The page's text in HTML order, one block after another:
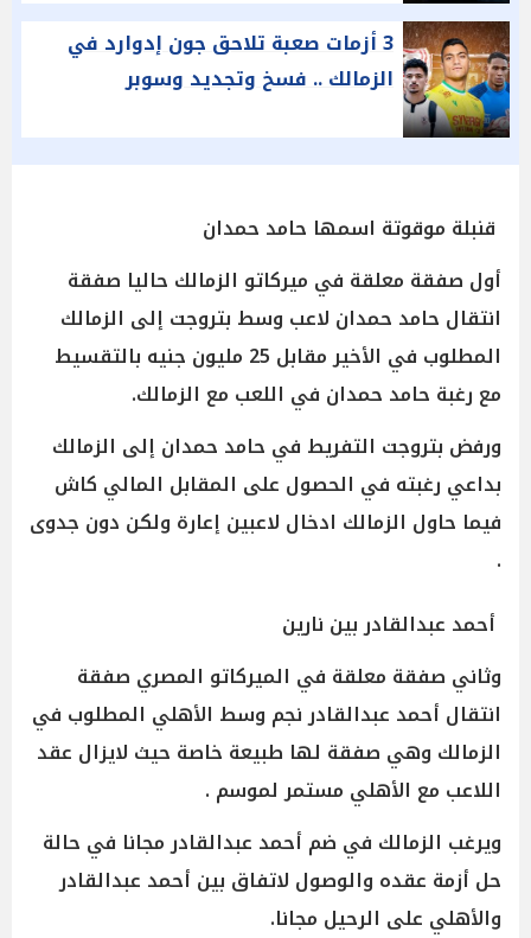
3 أزمات صعبة تلاحق جون إدوارد في
الزمالك .. فسخ وتجديد وسوبر
قنبلة موقوتة اسمها حامد حمدان
أول صفقة معلقة في ميركاتو الزمالك حاليا صفقة
انتقال حامد حمدان لاعب وسط بتروجت إلى الزمالك
المطلوب في الأخير مقابل 25 مليون جنيه بالتقسيط
مع رغبة حامد حمدان في اللعب مع الزمالك.
ورفض بتروجت التفريط في حامد حمدان إلى الزمالك
بداعي رغبته في الحصول على المقابل المالي كاش
فيما حاول الزمالك ادخال لاعبين إعارة ولكن دون جدوى
.
أحمد عبدالقادر بين نارين
وثاني صفقة معلقة في الميركاتو المصري صفقة
انتقال أحمد عبدالقادر نجم وسط الأهلي المطلوب في
الزمالك وهي صفقة لها طبيعة خاصة حيث لايزال عقد
اللاعب مع الأهلي مستمر لموسم .
ويرغب الزمالك في ضم أحمد عبدالقادر مجانا في حالة
حل أزمة عقده والوصول لاتفاق بين أحمد عبدالقادر
والأهلي على الرحيل مجانا.